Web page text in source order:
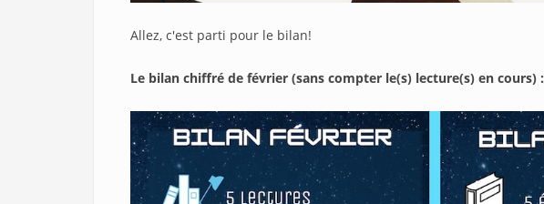
Allez, c'est parti pour le bilan!
Le bilan chiffré de février (sans compter le(s) lecture(s) en cours) :